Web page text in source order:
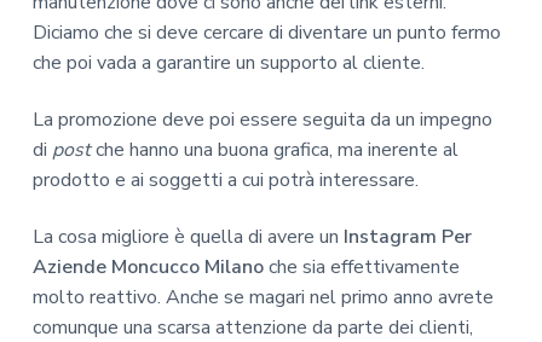
Diciamo che si deve cercare di diventare un punto fermo
che poi vada a garantire un supporto al cliente.
La promozione deve poi essere seguita da un impegno
di postche hanno una buona grafica, ma inerente al
prodotto e ai soggetti a cui potrà interessare.
La cosa migliore è quella di avere un Instagram Per
Aziende Moncucco Milanoche sia effettivamente
molto reattivo. Anche se magari nel primo anno avrete
comunque una scarsa attenzione da parte dei clienti,